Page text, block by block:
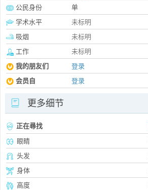
公民身份
单
学术水平
未标明
吸烟
未标明
工作
未标明
我的朋友们
登录
会员自
登录
更多细节
正在尋找
眼睛
头发
身体
高度